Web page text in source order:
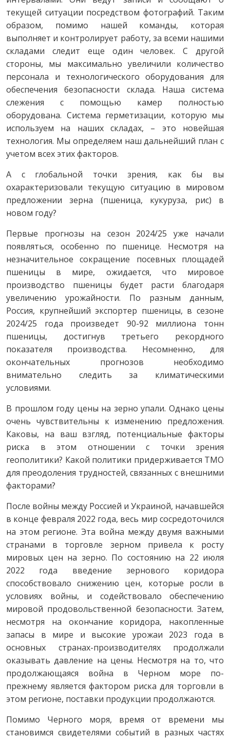
текущей ситуации посредством фотографий. Таким
образом, помимо нашей команды, которая
выполняет и контролирует работу, за всеми нашими
складами следит еще один человек. С другой
стороны, мы максимально увеличили количество
персонала и технологического оборудования для
обеспечения безопасности склада. Наша система
слежения с помощью камер полностью
оборудована. Система герметизации, которую мы
используем на наших складах, – это новейшая
технология. Мы определяем наш дальнейший план с
учетом всех этих факторов.
А с глобальной точки зрения, как бы вы
охарактеризовали текущую ситуацию в мировом
предложении зерна (пшеница, кукуруза, рис) в
новом году?
Первые прогнозы на сезон 2024/25 уже начали
появляться, особенно по пшенице. Несмотря на
незначительное сокращение посевных площадей
пшеницы в мире, ожидается, что мировое
производство пшеницы будет расти благодаря
увеличению урожайности. По разным данным,
Россия, крупнейший экспортер пшеницы, в сезоне
2024/25 года произведет 90-92 миллиона тонн
пшеницы, достигнув третьего рекордного
показателя производства. Несомненно, для
окончательных прогнозов необходимо
внимательно следить за климатическими
условиями.
В прошлом году цены на зерно упали. Однако цены
очень чувствительны к изменению предложения.
Каковы, на ваш взгляд, потенциальные факторы
риска в этом отношении с точки зрения
геополитики? Какой политики придерживается ТМО
для преодоления трудностей, связанных с внешними
факторами?
После войны между Россией и Украиной, начавшейся
в конце февраля 2022 года, весь мир сосредоточился
на этом регионе. Эта война между двумя важными
странами в торговле зерном привела к росту
мировых цен на зерно. По состоянию на 22 июля
2022 года введение зернового коридора
способствовало снижению цен, которые росли в
условиях войны, и содействовало обеспечению
мировой продовольственной безопасности. Затем,
несмотря на окончание коридора, накопленные
запасы в мире и высокие урожаи 2023 года в
основных странах-производителях продолжали
оказывать давление на цены. Несмотря на то, что
продолжающаяся война в Черном море по-
прежнему является фактором риска для торговли в
этом регионе, поставки продукции продолжаются.
Помимо Черного моря, время от времени мы
становимся свидетелями событий в разных частях